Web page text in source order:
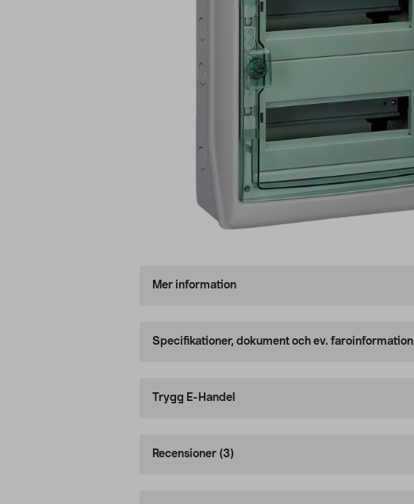
Mer information
Specifikationer, dokument och ev. faroinformation
Trygg E-Handel
Recensioner (3)